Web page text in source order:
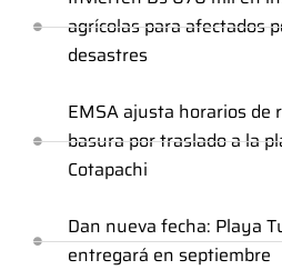
agrícolas para afectados
desastres
EMSA ajusta horarios de
basura por traslado a la
Cotapachi
Dan nueva fecha: Playa
entregará en septiembre